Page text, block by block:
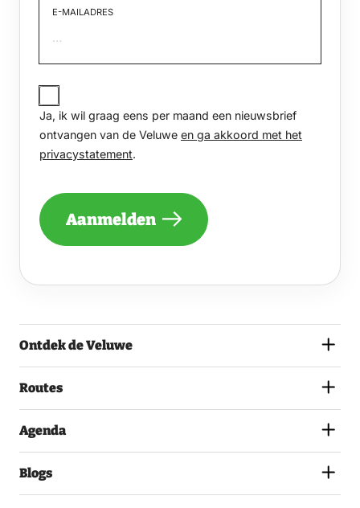
E-MAILADRES
JA,
IK
WIL
GRAAG
PER
EEN
ONTVANGEN
EN
HET
Ja, ik wil graag eens per maand een nieuwsbrief
ontvangen van de Veluwe en ga akkoord met het
privacystatement.
Aanmelden
Ontdek de Veluwe
Routes
Agenda
Blogs